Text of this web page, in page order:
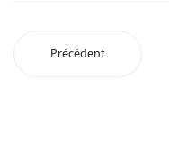
Précédent